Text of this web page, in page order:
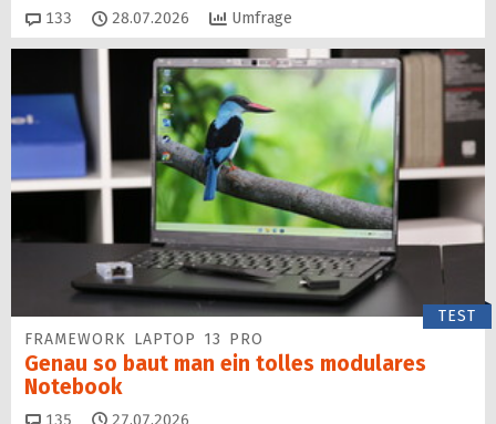
133 Kommentare
28.07.2026 Umfrage
TEST
FRAMEWORK LAPTOP 13 PRO
Genau so baut man ein tolles modulares
Notebook
135 Kommentare
27.07.2026